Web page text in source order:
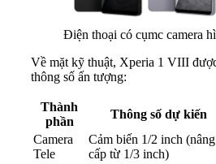
Điện thoại có cụmc camera
Về mặt kỹ thuật, Xperia 1 VIII
thông số ấn tượng:
Thành
phần
Thông số dự kiến
Camera
Tele
Cảm biến 1/2 inch (nâng
cấp từ 1/3 inch)